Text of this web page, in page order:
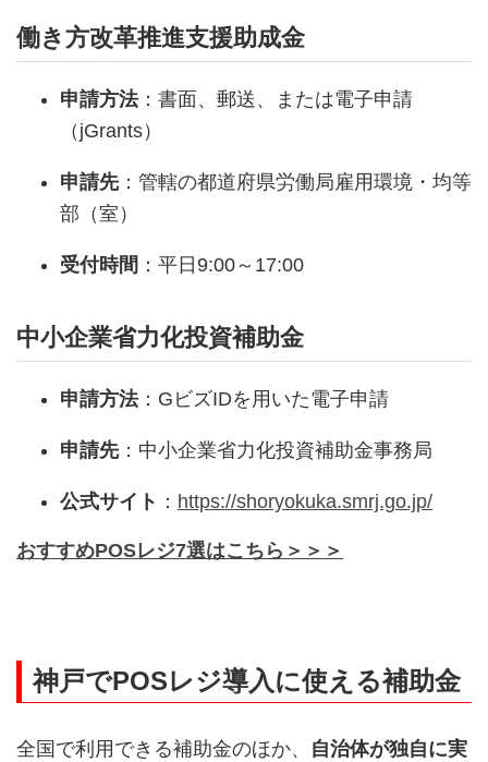
働き方改革推進支援助成金
申請方法：書面、郵送、または電子申請
（jGrants）
申請先：管轄の都道府県労働局雇用環境・均等
部（室）
受付時間 ：平日9:00～17:00
中小企業省力化投資補助金
申請方法：GビズIDを用いた電子申請
申請先：中小企業省力化投資補助金事務局
公式サイト ： https://shoryokuka.smrj.go.jp/
おすすめPOSレジ7選はこちら＞＞＞
神戸でPOSレジ導入に使える補助金
全国で利用できる補助金のほか、 自治体が独自に実